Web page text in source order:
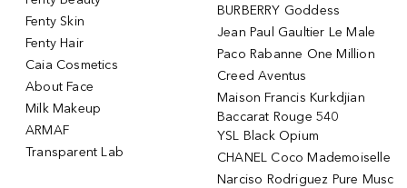
Fenty Skin
Fenty Hair
Caia Cosmetics
About Face
Milk Makeup
ARMAF
Transparent Lab
BURBERRY Goddess
Jean Paul Gaultier Le Male
Paco Rabanne One Million
Creed Aventus
Maison Francis Kurkdjian
Baccarat Rouge 540
YSL Black Opium
CHANEL Coco Mademoiselle
Narciso Rodriguez Pure Musc